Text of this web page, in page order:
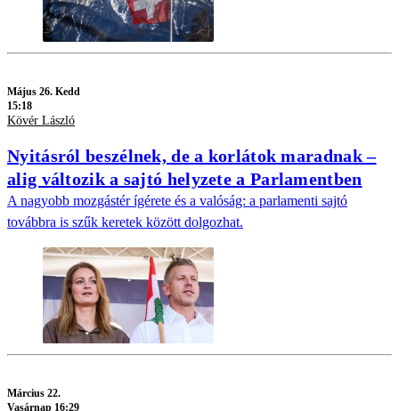
Május 26. Kedd
15:18
Kövér László
Nyitásról beszélnek, de a korlátok maradnak –
alig változik a sajtó helyzete a Parlamentben
A nagyobb mozgástér ígérete és a valóság: a parlamenti sajtó
továbbra is szűk keretek között dolgozhat.
Március 22.
Vasárnap 16:29